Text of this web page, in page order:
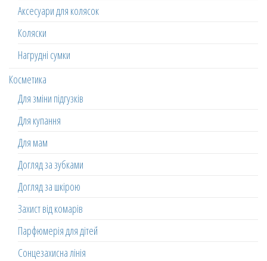
Аксесуари для колясок
Коляски
Нагрудні сумки
Косметика
Для зміни підгузків
Для купання
Для мам
Догляд за зубками
Догляд за шкірою
Захист від комарів
Парфюмерія для дітей
Сонцезахисна лінія